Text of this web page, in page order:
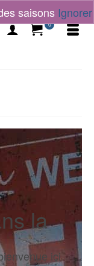
saisons Ignorer
0
la
ici